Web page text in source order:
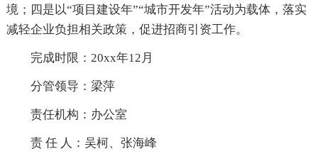
境；四是以“项目建设年”“城市开发年”活动为载体，落实
减轻企业负担相关政策，促进招商引资工作。
完成时限：20xx年12月
分管领导：梁萍
责任机构：办公室
责 任 人：吴柯、张海峰